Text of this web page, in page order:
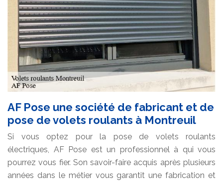
AF Pose une société de fabricant et de
pose de volets roulants à Montreuil
Si vous optez pour la pose de volets roulants
électriques, AF Pose est un professionnel à qui vous
pourrez vous fier. Son savoir-faire acquis après plusieurs
années dans le métier vous garantit une fabrication et